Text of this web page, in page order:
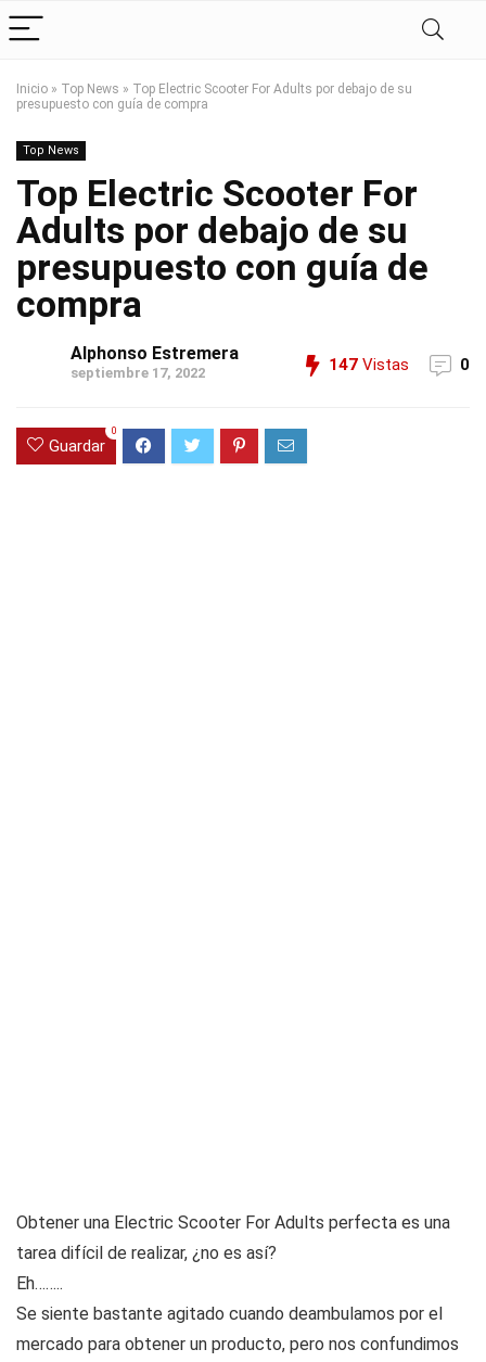
Inicio » Top News » Top Electric Scooter For Adults por debajo de su
presupuesto con guía de compra
Top News
Top Electric Scooter For
Adults por debajo de su
presupuesto con guía de
compra
Alphonso Estremera
septiembre 17, 2022 147 Vistas 0
Guardar
0
Obtener una Electric Scooter For Adults perfecta es una
tarea difícil de realizar, ¿no es así?
Eh……..
Se siente bastante agitado cuando deambulamos por el
mercado para obtener un producto, pero nos confundimos